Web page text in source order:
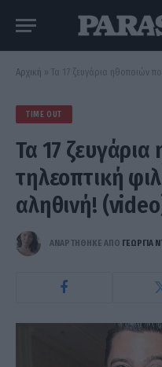
Αρχική » Τα 17 ζευγάρια ηθοποιών που
TIME OUT
Τα 17
τηλεοπτική
αληθινή!
ΑΝΑΡΤΗΘΗΚΕ ΑΠΟ ΓΕΩΡΓΊΑ